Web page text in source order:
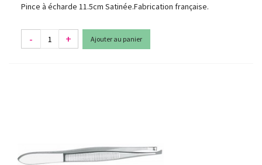
Pince à écharde 11.5cm Satinée.Fabrication française.
- + Ajouter au panier